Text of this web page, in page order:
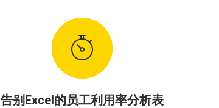
告别Excel的员工利用率分析表